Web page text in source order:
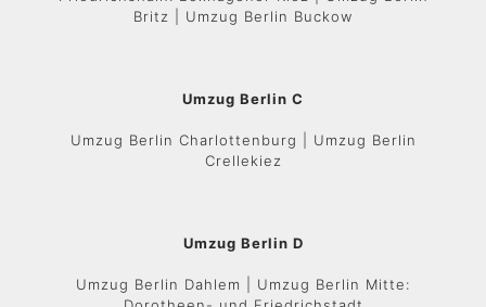
Britz | Umzug Berlin Buckow
Umzug Berlin C
Umzug Berlin Charlottenburg | Umzug Berlin
Crellekiez
Umzug Berlin D
Umzug Berlin Dahlem | Umzug Berlin Mitte: